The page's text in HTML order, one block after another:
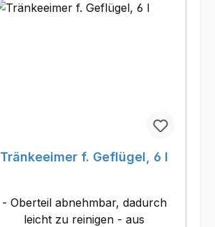
Tränkeeimer f. Geflügel, 6 l
- Oberteil abnehmbar, dadurch
leicht zu reinigen - aus